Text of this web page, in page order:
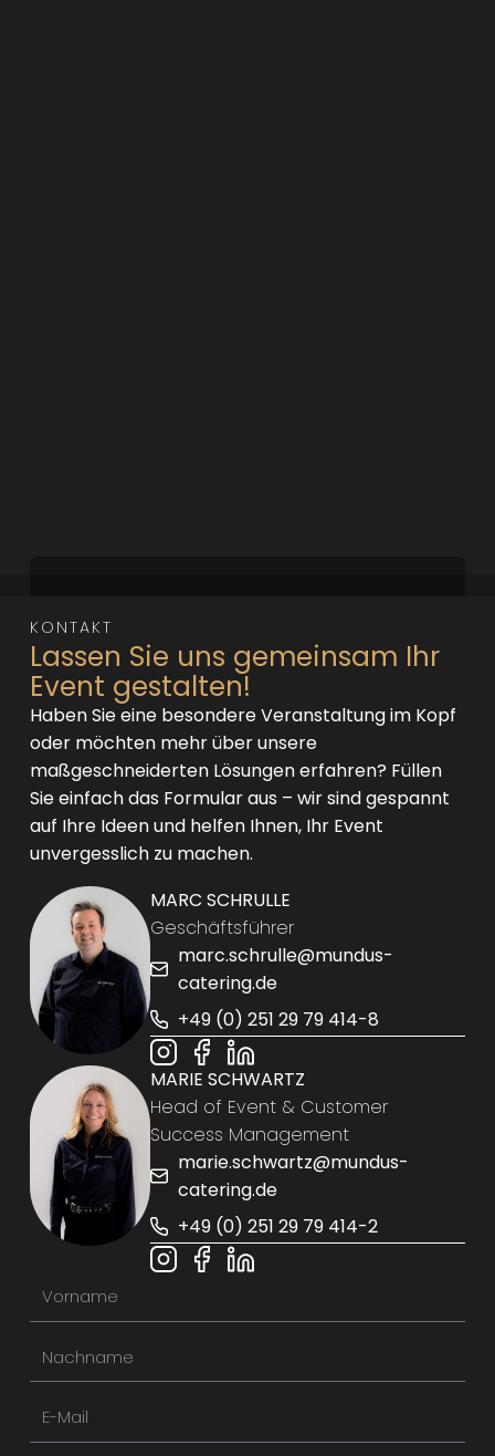
KONTAKT
Lassen Sie uns gemeinsam Ihr
Event gestalten!
Haben Sie eine besondere Veranstaltung im Kopf
oder möchten mehr über unsere
maßgeschneiderten Lösungen erfahren? Füllen
Sie einfach das Formular aus – wir sind gespannt
auf Ihre Ideen und helfen Ihnen, Ihr Event
unvergesslich zu machen.
MARC SCHRULLE
Geschäftsführer
marc.schrulle@mundus-
catering.de
+49 (0) 251 29 79 414-8
MARIE SCHWARTZ
Head of Event & Customer
Success Management
marie.schwartz@mundus-
catering.de
+49 (0) 251 29 79 414-2
o
n
a
h
-